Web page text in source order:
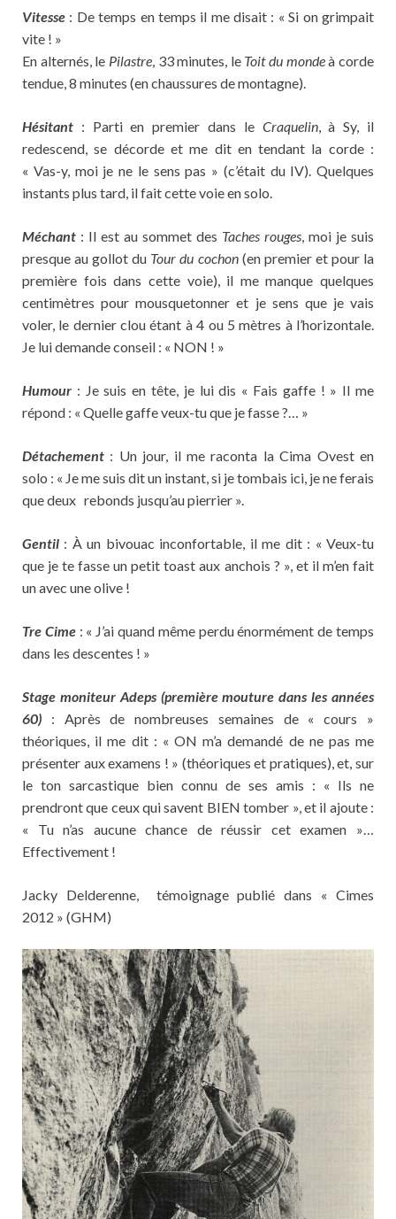
Vitesse : De temps en temps il me disait : « Si on grimpait
vite ! »
En alternés, le Pilastre, 33 minutes, le Toit du mondeà corde
tendue, 8 minutes (en chaussures de montagne).
Hésitant : Parti en premier dans le Craquelin, à Sy, il
redescend, se décorde et me dit en tendant la corde :
« Vas-y, moi je ne le sens pas » (c’était du IV). Quelques
instants plus tard, il fait cette voie en solo.
Méchant : Il est au sommet des Taches rouges, moi je suis
presque au gollot du Tour du cochon(en premier et pour la
première fois dans cette voie), il me manque quelques
centimètres pour mousquetonner et je sens que je vais
voler, le dernier clou étant à 4 ou 5 mètres à l’horizontale.
Je lui demande conseil : « NON ! »
Humour : Je suis en tête, je lui dis « Fais gaffe ! » Il me
répond : « Quelle gaffe veux-tu que je fasse ?… »
Détachement : Un jour, il me raconta la Cima Ovest en
solo : « Je me suis dit un instant, si je tombais ici, je ne ferais
que deux rebonds jusqu’au pierrier ».
Gentil : À un bivouac inconfortable, il me dit : « Veux-tu
que je te fasse un petit toast aux anchois ? », et il m’en fait
un avec une olive !
Tre Cime: « J’ai quand même perdu énormément de temps
dans les descentes ! »
Stage moniteur Adeps (première mouture dans les années
60) : Après de nombreuses semaines de « cours »
théoriques, il me dit : « ON m’a demandé de ne pas me
présenter aux examens ! » (théoriques et pratiques), et, sur
le ton sarcastique bien connu de ses amis : « Ils ne
prendront que ceux qui savent BIEN tomber », et il ajoute :
« Tu n’as aucune chance de réussir cet examen »…
Effectivement !
Jacky Delderenne, témoignage publié dans « Cimes
2012 » (GHM)